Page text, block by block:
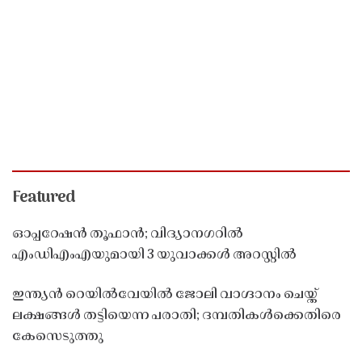
Featured
ഓപ്പറേഷൻ തൂഫാൻ; വിദ്യാനഗറിൽ
എംഡിഎംഎയുമായി 3 യുവാക്കൾ അറസ്റ്റിൽ
ഇന്ത്യൻ റെയിൽവേയിൽ ജോലി വാഗ്ദാനം ചെയ്ത്
ലക്ഷങ്ങൾ തട്ടിയെന്ന പരാതി; ദമ്പതികൾക്കെതിരെ
കേസെടുത്തു